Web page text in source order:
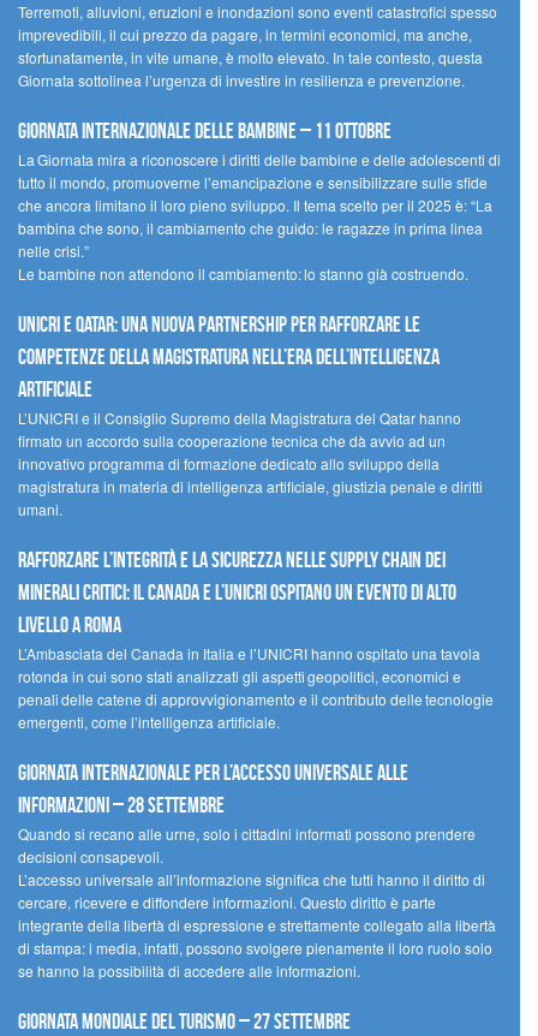
Terremoti, alluvioni, eruzioni e inondazioni sono eventi catastrofici spesso
imprevedibili, il cui prezzo da pagare, in termini economici, ma anche,
sfortunatamente, in vite umane, è molto elevato. In tale contesto, questa
Giornata sottolinea l’urgenza di investire in resilienza e prevenzione.
Giornata internazionale delle bambine – 11 ottobre
La Giornata mira a riconoscere i diritti delle bambine e delle adolescenti di
tutto il mondo, promuoverne l’emancipazione e sensibilizzare sulle sfide
che ancora limitano il loro pieno sviluppo. Il tema scelto per il 2025 è: “La
bambina che sono, il cambiamento che guido: le ragazze in prima linea
nelle crisi.”
Le bambine non attendono il cambiamento: lo stanno già costruendo.
UNICRI e Qatar: una nuova partnership per rafforzare le
competenze della magistratura nell’era dell’intelligenza
artificiale
L’UNICRI e il Consiglio Supremo della Magistratura del Qatar hanno
firmato un accordo sulla cooperazione tecnica che dà avvio ad un
innovativo programma di formazione dedicato allo sviluppo della
magistratura in materia di intelligenza artificiale, giustizia penale e diritti
umani.
Rafforzare l’integrità e la sicurezza nelle supply chain dei
minerali critici: il Canada e l’UNICRI ospitano un evento di alto
livello a Roma
L’Ambasciata del Canada in Italia e l’UNICRI hanno ospitato una tavola
rotonda in cui sono stati analizzati gli aspetti geopolitici, economici e
penali delle catene di approvvigionamento e il contributo delle tecnologie
emergenti, come l’intelligenza artificiale.
Giornata internazionale per l’accesso universale alle
informazioni – 28 settembre
Quando si recano alle urne, solo i cittadini informati possono prendere
decisioni consapevoli.
L’accesso universale all’informazione significa che tutti hanno il diritto di
cercare, ricevere e diffondere informazioni. Questo diritto è parte
integrante della libertà di espressione e strettamente collegato alla libertà
di stampa: i media, infatti, possono svolgere pienamente il loro ruolo solo
se hanno la possibilità di accedere alle informazioni.
Giornata mondiale del turismo – 27 settembre